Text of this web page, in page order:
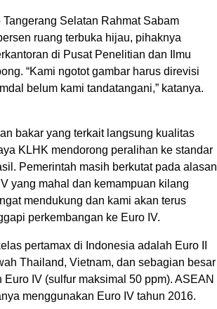
Selatan Rahmat Sabam
ruang terbuka hijau, pihaknya
di Pusat Penelitian dan Ilmu
“Kami ngotot gambar harus direvisi
belum kami tandatangani,” katanya.
bakar yang terkait langsung kualitas
KLHK mendorong peralihan ke standar
Pemerintah masih berkutat pada alasan
yang mahal dan kemampuan kilang
mendukung dan kami akan terus
perkembangan ke Euro IV.
pertamax di Indonesia adalah Euro II
Thailand, Vietnam, dan sebagian besar
IV (sulfur maksimal 50 ppm). ASEAN
menggunakan Euro IV tahun 2016.